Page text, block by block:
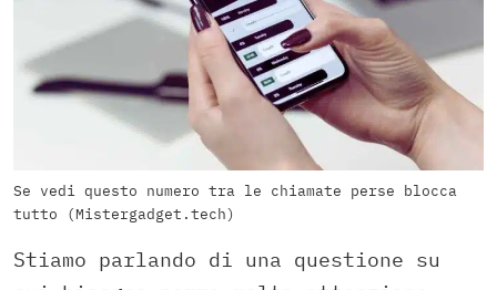
Se vedi questo numero tra le chiamate perse blocca
tutto (Mistergadget.tech)
Stiamo parlando di una questione su